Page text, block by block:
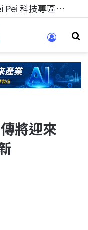
科技人的經驗傳承地！在 Pei Pei 科技專區，與學弟妹交流最硬核的技術
將迎來